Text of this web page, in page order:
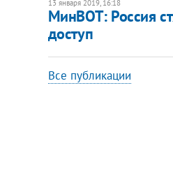
13 января 2019, 16:18
МинВОТ: Россия
доступ
Все публикации